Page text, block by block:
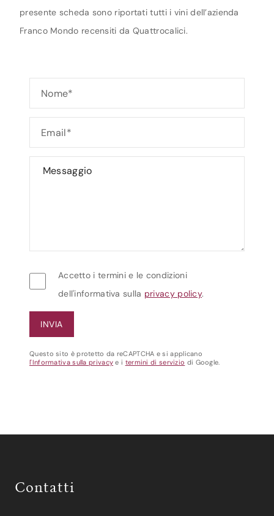
presente scheda sono riportati tutti i vini dell’azienda
Franco Mondo recensiti da Quattrocalici.
Accetto i termini e le condizioni
dell'informativa sulla privacy policy.
Questo sito è protetto da reCAPTCHA e si applicano
l'Informativa sulla privacy e i termini di servizio di Google.
Contatti